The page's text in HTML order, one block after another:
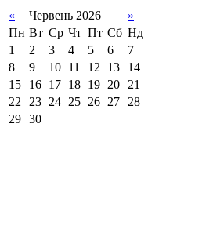
« Червень 2026
»
Пн Вт Ср Чт Пт Сб Нд
1
2 3 4 5 6
7
8
9 10 11 12 13
14
15
16 17 18 19 20
21
22
23 24 25 26 27
28
29 30